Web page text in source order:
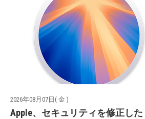
2026年08月07日( 金 )
Apple、セキュリティを修正した